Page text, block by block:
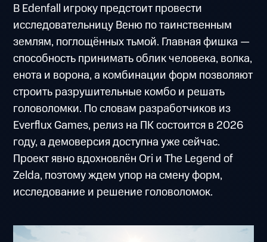
В Edenfall игроку предстоит провести
исследовательницу Веню по таинственным
землям, поглощённых тьмой. Главная фишка —
способность принимать облик человека, волка,
енота и ворона, а комбинации форм позволяют
строить разрушительные комбо и решать
головоломки. По словам разработчиков из
Everflux Games, релиз на ПК состоится в 2026
году, а демоверсия доступна уже сейчас.
Проект явно вдохновлён Ori и The Legend of
Zelda, поэтому ждем упор на смену форм,
исследование и решение головоломок.